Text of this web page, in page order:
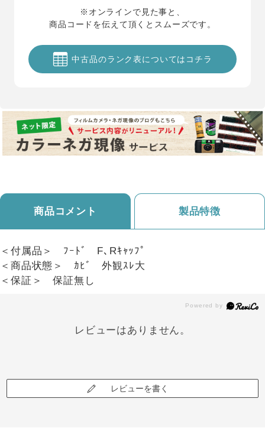
※オンラインで見た事と、
商品コードを伝えて頂くとスムーズです。
中古品のランク表についてはコチラ
商品コメント 製品特徴
＜付属品＞ ﾌｰﾄﾞ F､Rｷｬｯﾌﾟ
＜商品状態＞ ｶﾋﾞ 外観ｽﾚ大
＜保証＞ 保証無し
レビューはありません。
レビューを書く